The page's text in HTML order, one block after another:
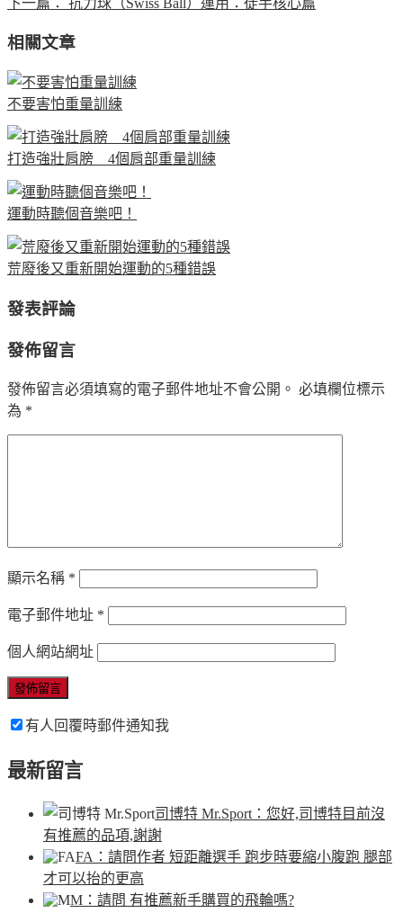
相關文章
不要害怕重量訓練
打造強壯肩膀 4個肩部重量訓練
運動時聽個音樂吧！
荒廢後又重新開始運動的5種錯誤
發表評論
發佈留言
發佈留言必須填寫的電子郵件地址不會公開。 必填欄位標示
為 *
顯示名稱 *
電子郵件地址 *
個人網站網址
有人回覆時郵件通知我
最新留言
司博特 Mr.Sport ：您好,司博特目前沒
有推薦的品項,謝謝
FA ：請問作者 短距離選手 跑步時要縮小腹跑 腿部
才可以抬的更高
M ：請問 有推薦新手購買的飛輪嗎?